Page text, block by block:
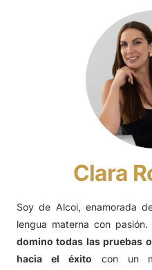
Clara
Soy de Alcoi, enamorada
lengua materna con pasión.
domino todas las pruebas
hacia el éxito con un